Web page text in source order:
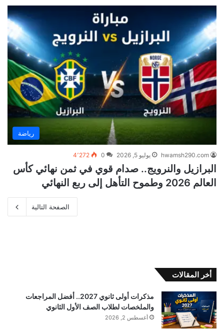
رياضة
hwamsh290.com يوليو 5, 2026 0 4٬272
البرازيل والنرويج.. صدام قوي في ثمن نهائي كأس
العالم 2026 وطموح التأهل إلى ربع النهائي
الصفحة التالية
أخر المقالات
مذكرات أولى ثانوي 2027.. أفضل المراجعات
والملخصات لطلاب الصف الأول الثانوي
أغسطس 2, 2026